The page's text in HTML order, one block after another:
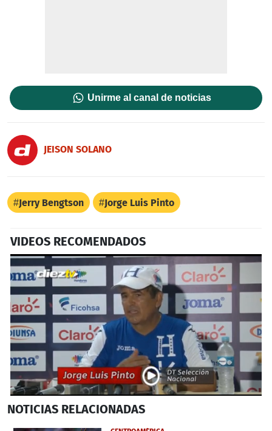
Unirme al canal de noticias
JEISON SOLANO
Jerry Bengtson Jorge Luis Pinto
VIDEOS RECOMENDADOS
seconds
3
NOTICIAS RELACIONADAS